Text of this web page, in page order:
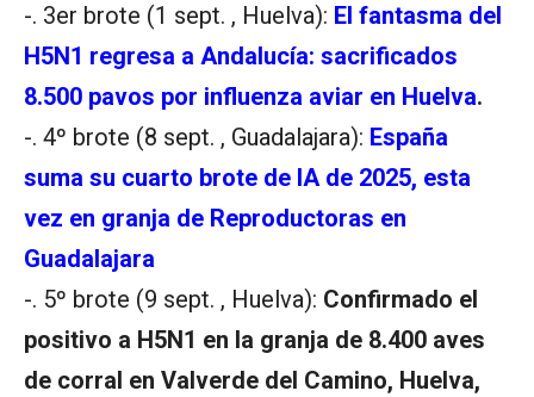
-. 3er brote (1 sept. , Huelva): El fantasma del
H5N1 regresa a Andalucía: sacrificados
8.500 pavos por influenza aviar en Huelva.
-. 4º brote (8 sept. , Guadalajara): España
suma su cuarto brote de IA de 2025, esta
vez en granja de Reproductoras en
Guadalajara
-. 5º brote (9 sept. , Huelva): Confirmado el
positivo a H5N1 en la granja de 8.400 aves
de corral en Valverde del Camino, Huelva,